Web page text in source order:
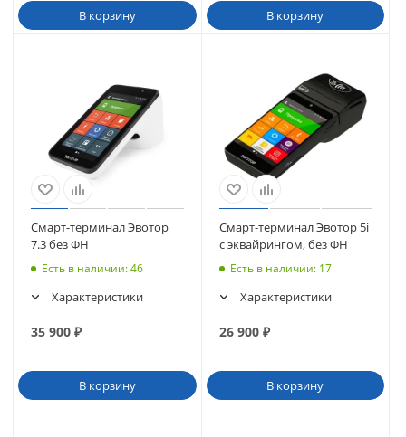
В корзину В корзину
Смарт-терминал Эвотор
7.3 без ФН
Есть в наличии: 46
Характеристики
35 900 ₽
В корзину
Смарт-терминал Эвотор 5i
с эквайрингом, без ФН
Есть в наличии: 17
Характеристики
26 900₽
В корзину